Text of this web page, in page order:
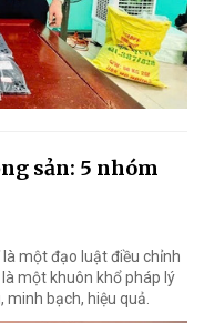
sản: 5 nhóm
là một đạo luật điều chỉnh
một khuôn khổ pháp lý
bạch, hiệu quả.